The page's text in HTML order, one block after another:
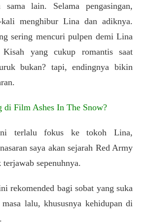
sama lain. Selama pengasingan,
menghibur Lina dan adiknya.
sering mencuri pulpen demi Lina
yang cukup romantis saat
bukan? tapi, endingnya bikin
di Film Ashes In The Snow?
terlalu fokus ke tokoh Lina,
saya akan sejarah Red Army
sepenuhnya.
rekomended bagi sobat yang suka
lalu, khususnya kehidupan di